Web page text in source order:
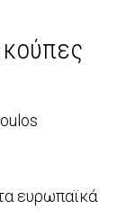
ευρωπαϊκά